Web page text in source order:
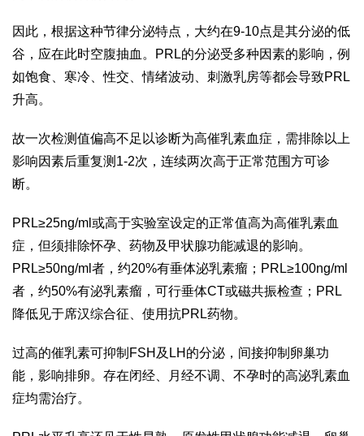
因此，根据这种节律分泌特点，大约在9-10点是其分泌的低
谷，应在此时空腹抽血。PRL的分泌受多种因素的影响，例
如饱食、寒冷、性交、情绪波动、刺激乳房等都会导致PRL
升高。
故一次检测值偏高不足以诊断为高催乳素血症，需排除以上
影响因素后重复测1-2次，连续两次高于正常范围方可诊
断。
PRL≥25ng/ml或高于实验室设定的正常值高为高催乳素血
症，但须排除怀孕、药物及甲状腺功能减退的影响。
PRL≥50ng/ml者，约20%有垂体泌乳素瘤；PRL≥100ng/ml
者，约50%有泌乳素瘤，可行垂体CT或磁共振检查；PRL
降低见于席汉综合征、使用抗PRL药物。
过高的催乳素可抑制FSH及LH的分泌，间接抑制卵巢功
能，影响排卵。存在闭经、月经不调、不孕时的高泌乳素血
症均需治疗。